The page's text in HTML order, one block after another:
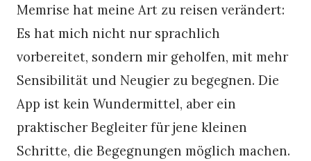
Memrise hat meine Art zu reisen verändert:
Es hat mich nicht nur sprachlich
vorbereitet, sondern mir geholfen, mit mehr
Sensibilität und Neugier zu begegnen. Die
App ist kein Wundermittel, aber ein
praktischer Begleiter für jene kleinen
Schritte, die Begegnungen möglich machen.